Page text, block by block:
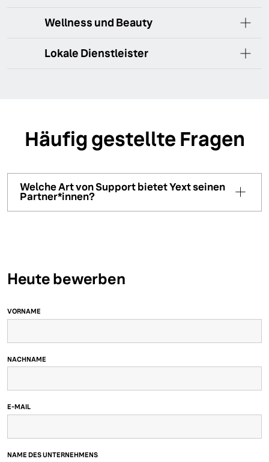
Wellness und Beauty
Lokale Dienstleister
Häufig gestellte Fragen
Welche Art von Support bietet Yext seinen
Partner*innen?
Heute bewerben
VORNAME
NACHNAME
E-MAIL
NAME DES UNTERNEHMENS